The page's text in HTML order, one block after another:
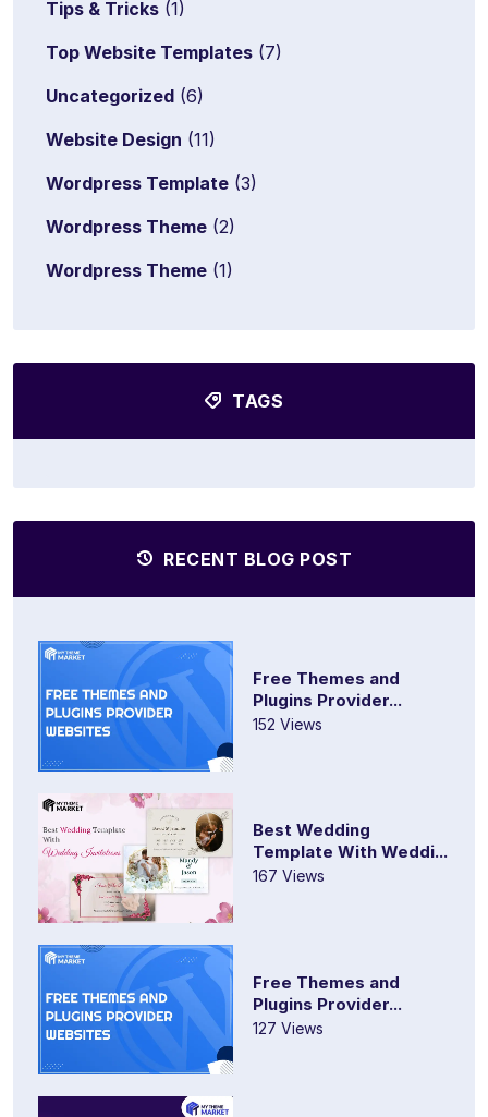
Tips & Tricks (1)
Top Website Templates (7)
Uncategorized (6)
Website Design (11)
Wordpress Template (3)
Wordpress Theme (2)
Wordpress Theme (1)
TAGS
RECENT BLOG POST
Free Themes and
Plugins Provider...
152 Views
Best Wedding
Template With Weddi...
167 Views
Free Themes and
Plugins Provider...
127 Views